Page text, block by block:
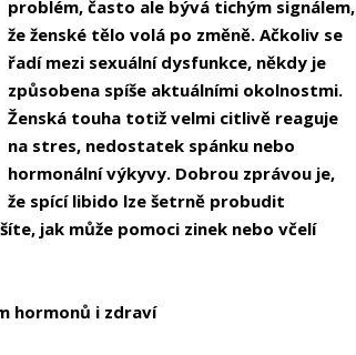
problém, často ale bývá tichým signálem,
že ženské tělo volá po změně. Ačkoliv se
řadí mezi sexuální dysfunkce, někdy je
způsobena spíše aktuálními okolnostmi.
Ženská touha totiž velmi citlivě reaguje
na stres, nedostatek spánku nebo
hormonální výkyvy. Dobrou zprávou je,
že spící libido lze šetrně probudit
jak může pomoci zinek nebo včelí
hormonů i zdraví